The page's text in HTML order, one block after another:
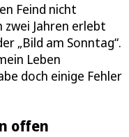
Feind nicht
zwei Jahren erlebt
„Bild am Sonntag“.
Leben
doch einige Fehler
offen